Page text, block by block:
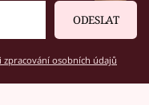
ODESLAT
osobních údajů